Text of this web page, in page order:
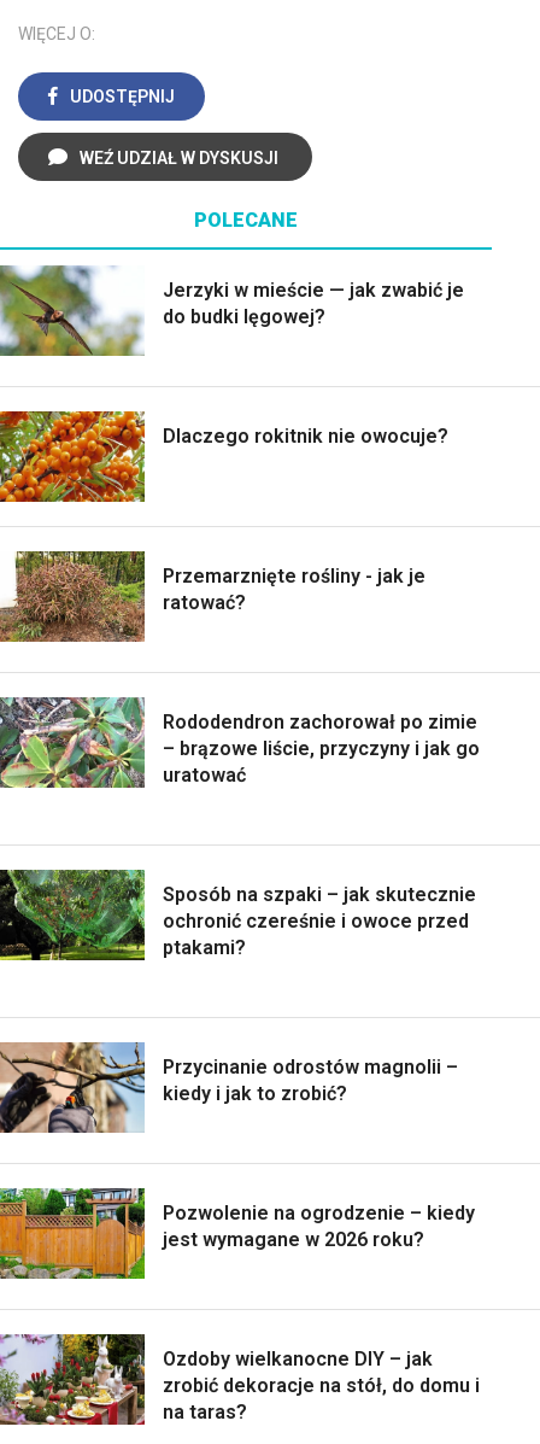
WIĘCEJ O:
UDOSTĘPNIJ
WEŹ UDZIAŁ W DYSKUSJI
POLECANE
Jerzyki w mieście — jak zwabić je
do budki lęgowej?
Dlaczego rokitnik nie owocuje?
Przemarznięte rośliny - jak je
ratować?
Rododendron zachorował po zimie
– brązowe liście, przyczyny i jak go
uratować
Sposób na szpaki – jak skutecznie
ochronić czereśnie i owoce przed
ptakami?
Przycinanie odrostów magnolii –
kiedy i jak to zrobić?
Pozwolenie na ogrodzenie – kiedy
jest wymagane w 2026 roku?
Ozdoby wielkanocne DIY – jak
zrobić dekoracje na stół, do domu i
na taras?